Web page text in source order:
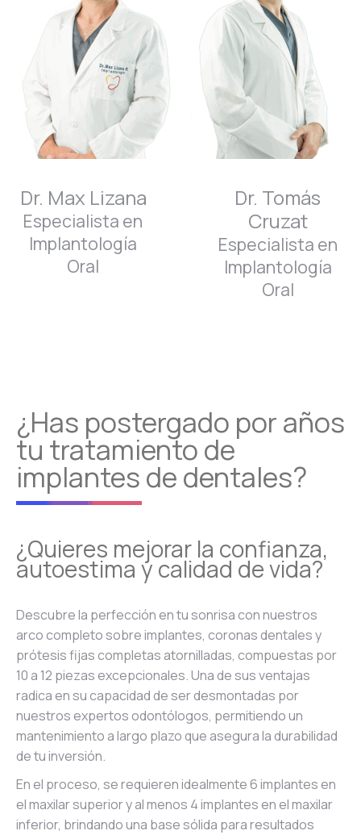
Dr. Max Lizana
Especialista en
Implantología
Oral
Dr. Tomás
Cruzat
Especialista en
Implantología
Oral
¿Has postergado por años
tu tratamiento de
implantes de dentales?
¿Quieres mejorar la confianza,
autoestima y calidad de vida?
Descubre la perfección en tu sonrisa con nuestros
arco completo sobre implantes, coronas dentales y
prótesis fijas completas atornilladas, compuestas por
10 a 12 piezas excepcionales. Una de sus ventajas
radica en su capacidad de ser desmontadas por
nuestros expertos odontólogos, permitiendo un
mantenimiento a largo plazo que asegura la durabilidad
de tu inversión.
En el proceso, se requieren idealmente 6 implantes en
el maxilar superior y al menos 4 implantes en el maxilar
inferior, brindando una base sólida para resultados